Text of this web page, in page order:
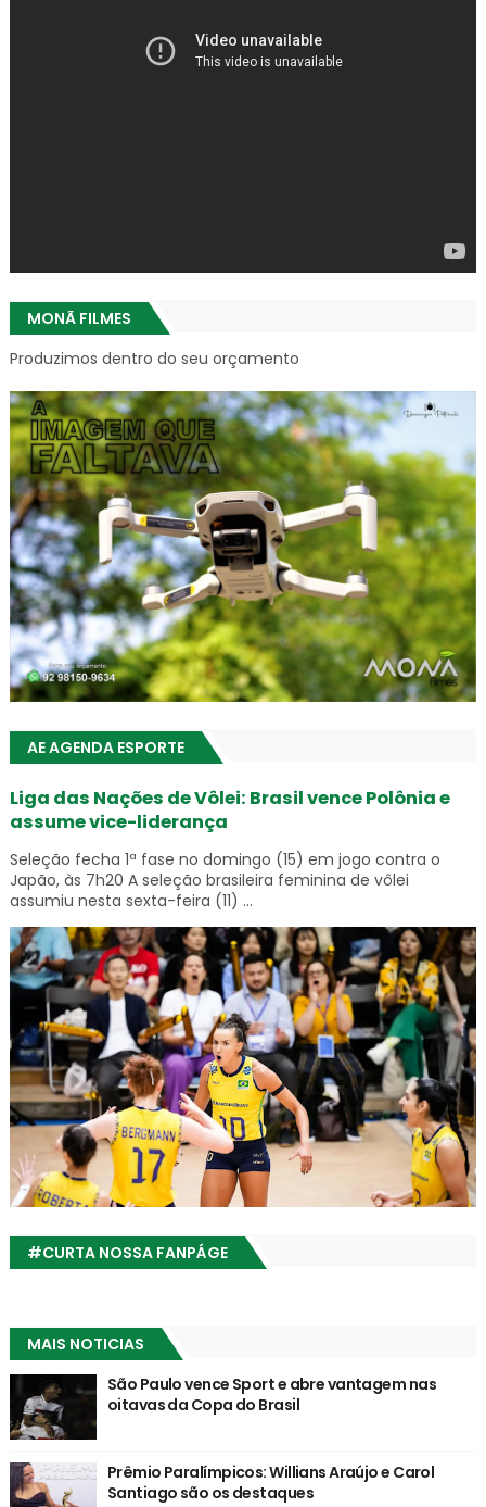
MONÃ FILMES
Produzimos dentro do seu orçamento
AE AGENDA ESPORTE
Liga das Nações de Vôlei: Brasil vence Polônia e
assume vice-liderança
Seleção fecha 1ª fase no domingo (15) em jogo contra o
Japão, às 7h20 A seleção brasileira feminina de vôlei
assumiu nesta sexta-feira (11) ...
#CURTA NOSSA FANPÁGE
MAIS NOTICIAS
São Paulo vence Sport e abre vantagem nas
oitavas da Copa do Brasil
Prêmio Paralímpicos: Willians Araújo e Carol
Santiago são os destaques